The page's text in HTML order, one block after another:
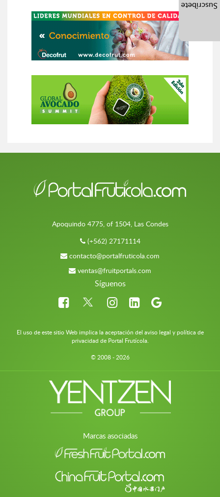
Apoquindo 4775, of 1504, Las Condes
(+562) 27171114
contacto@portalfruticola.com
ventas@fruitportals.com
Síguenos
El uso de este sitio Web implica la aceptación del aviso legal y política de
privacidad de Portal Frutícola.
© 2008 - 2026
Marcas asociadas
Suscríbete